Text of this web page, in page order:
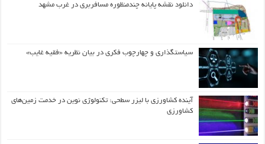
دانلود نقشه پایانه چندمنظوره مسافربری در غرب مشهد
سیاستگذاری و چهارچوب فکری در بیان نظریه «فقیه غایب»
آینده کشاورزی با لیزر سطحی: تکنولوژی نوین در خدمت زمین‌های
کشاورزی